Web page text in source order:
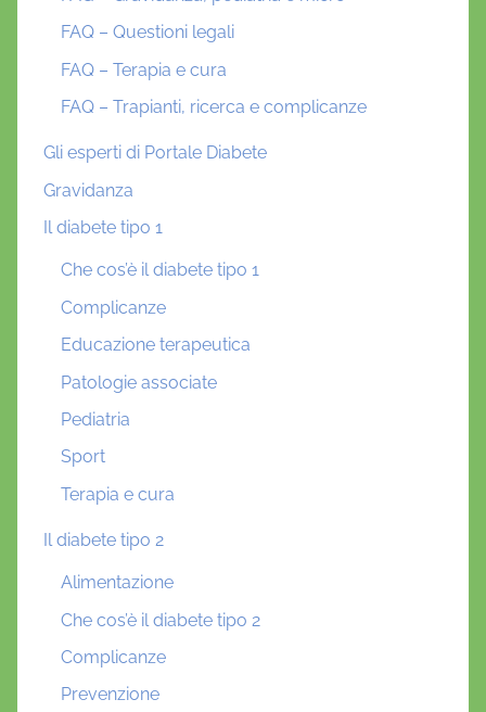
FAQ – Questioni legali
FAQ – Terapia e cura
FAQ – Trapianti, ricerca e complicanze
Gli esperti di Portale Diabete
Gravidanza
Il diabete tipo 1
Che cos’è il diabete tipo 1
Complicanze
Educazione terapeutica
Patologie associate
Pediatria
Sport
Terapia e cura
Il diabete tipo 2
Alimentazione
Che cos’è il diabete tipo 2
Complicanze
Prevenzione